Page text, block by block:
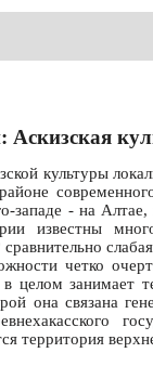
культуры
- на Алтае,
известны
четко
целом занимает
она связана
территория